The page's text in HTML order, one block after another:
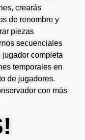
crearás
de renombre y
piezas
secuenciales
completa
temporales en
de jugadores.
con más